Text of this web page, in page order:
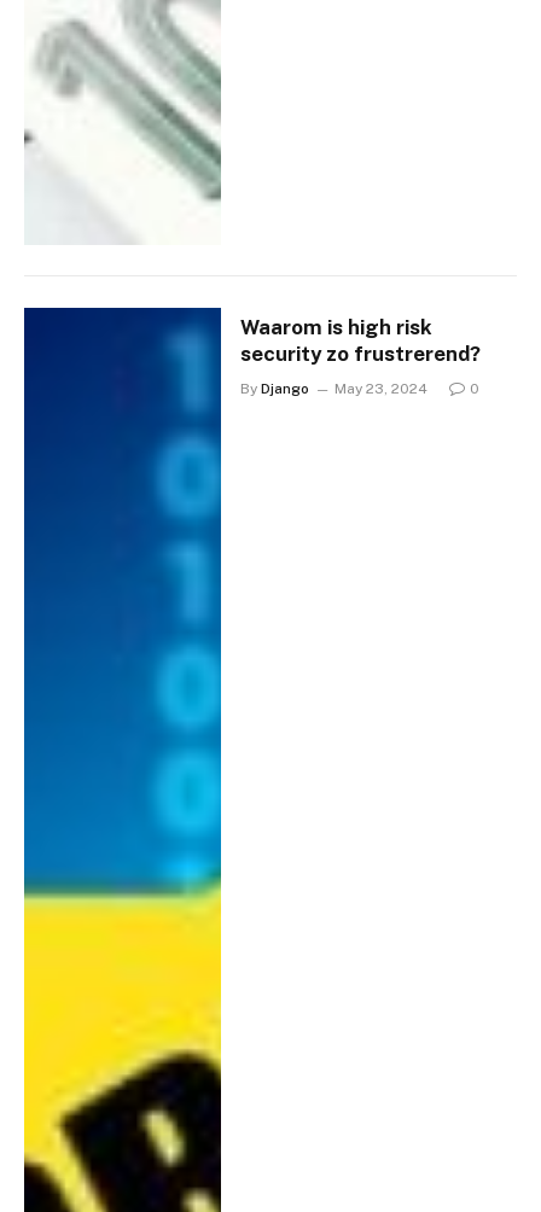
Waarom is high risk
security zo frustrerend?
By Django May 23, 2024 0